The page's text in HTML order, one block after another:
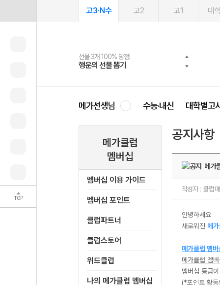
TOP
고3·N수 고2 고1 대
선물 3개 100% 당첨!
행운의 선물 뽑기
선물 100% 증정!
메가스터디 X 올리브
2027 러셀 단과
강사 공개선발
스마트러닝앱
설문 EVENT
메가패스
3일 무료 체험권
메가패스 수강생 무료혜택!
메가클럽 멤버십
사회공헌 캠페인
희망이룸 메가나눔
메가선생님 수능·내신 대학별고
메가클럽
멤버십
멤버십 이용 가이드
멤버십 포인트
클럽파트너
클럽스토어
위드클럽
나의 메가클럽 멤버십
공지사항
메가
작성자 : 클럽
안녕하세요
새로워진 메
메가클럽 멤
메가클럽 멤
멤버십 등급
(*포인트 활